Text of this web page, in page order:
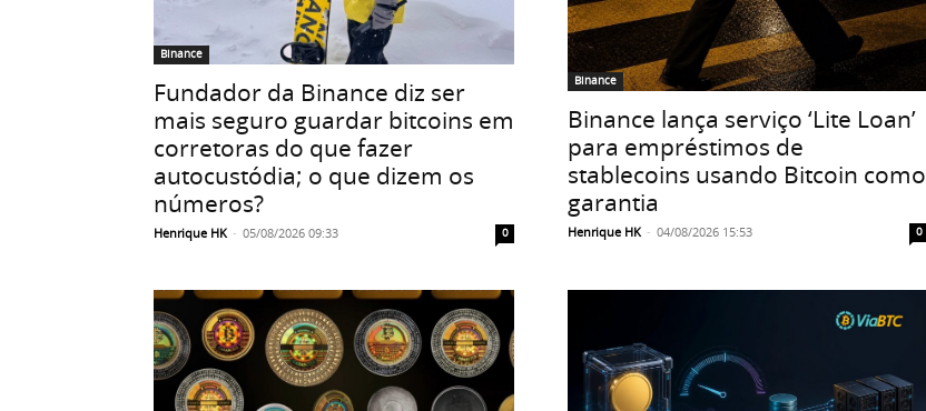
Binance
Fundador da Binance diz ser
mais seguro guardar bitcoins em
corretoras do que fazer
autocustódia; o que dizem os
números?
Henrique HK - 05/08/2026 09:33 0
Binance
Binance lança serviço ‘Lite Loan’
para empréstimos de
stablecoins usando Bitcoin como
garantia
Henrique HK - 04/08/2026 15:53 0